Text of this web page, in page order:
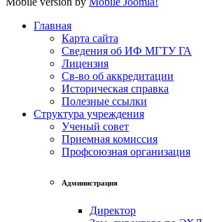
Главная
Карта сайта
Сведения об ИФ МГТУ ГА
Лицензия
Св-во об аккредитации
Историческая справка
Полезные ссылки
Структура учреждения
Ученый совет
Приемная комиссия
Профсоюзная организация
Администрация
Директор